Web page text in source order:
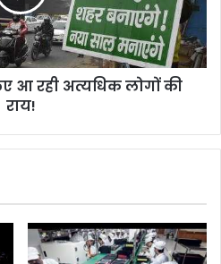
आ रही अत्यधिक लोगों की
राय!